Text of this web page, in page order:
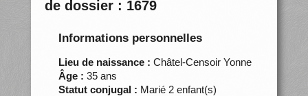
de dossier : 1679
Informations personnelles
Lieu de naissance : Châtel-Censoir Yonne
Âge : 35 ans
Statut conjugal : Marié 2 enfant(s)